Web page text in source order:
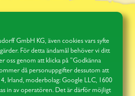
GmbH KG, även cookies vars syfte
För detta ändamål behöver vi ditt
oss genom att klicka på ”Godkänna
då personuppgifter dessutom att
Irland, moderbolag: Google LLC, 1600
in av operatören. Det är därför möjligt